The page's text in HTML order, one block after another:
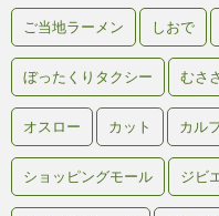
ご当地ラーメン しおで
ぼったくりタクシー むさ
オスロー カット カル
ショッピングモール ジビ